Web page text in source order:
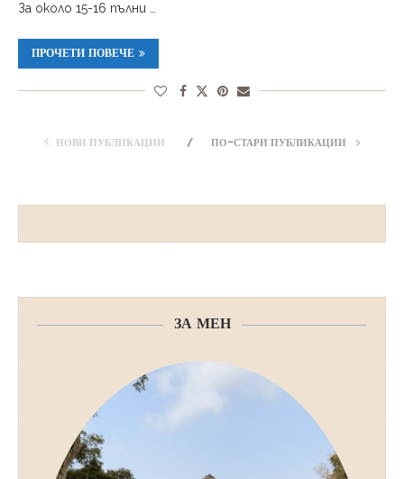
За около 15-16 пълни …
ПРОЧЕТИ ПОВЕЧЕ
НОВИ ПУБЛИКАЦИИ ПО-СТАРИ ПУБЛИКАЦИИ
ЗА МЕН